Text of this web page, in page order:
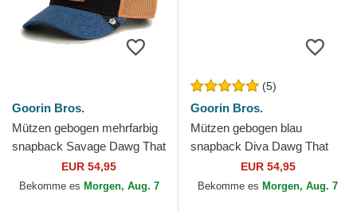
Goorin Bros.
Mützen gebogen mehrfarbig
snapback Savage Dawg That
Dawg In Me The Farm
Goorin Bros.
EUR 54,95
Bekomme es Morgen, Aug. 7
(5)
Goorin Bros.
Mützen gebogen blau
snapback Diva Dawg That
Dawg In Me The Farm
Goorin Bros.
EUR 54,95
Bekomme es Morgen, Aug. 7